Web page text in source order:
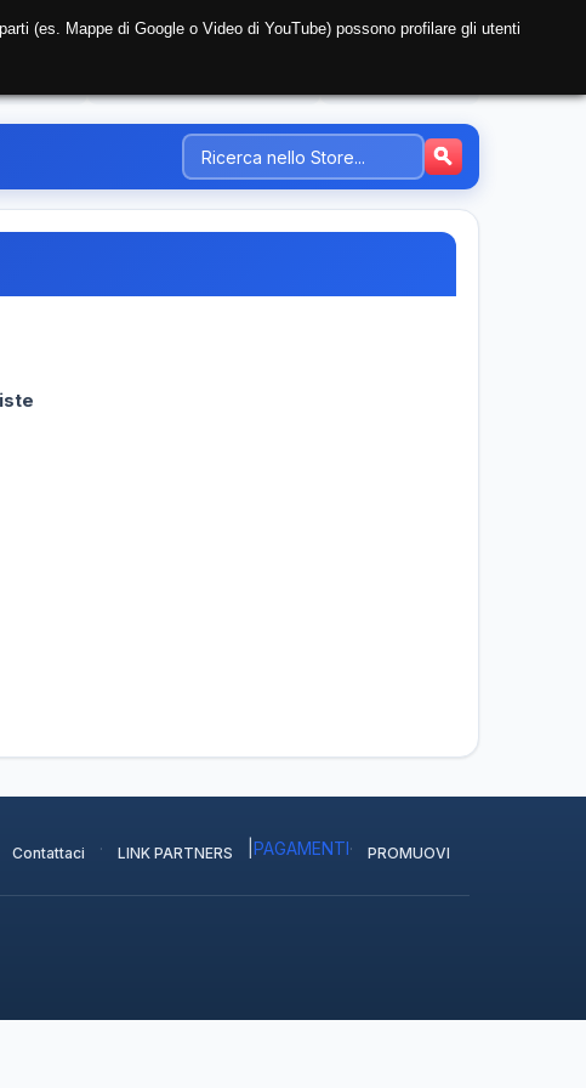
Contattaci · LINK PARTNERS PAGAMENTI· PROMUOVI
(es. Mappe di Google o Video di YouTube) possono profilare gli utenti